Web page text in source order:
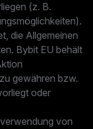
(z. B.
die Allgemeinen
Bybit EU behält
gewähren bzw.
oder
von